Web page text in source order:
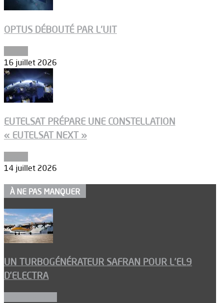
OPTUS DÉBOUTÉ PAR L’UIT
16 juillet 2026
EUTELSAT PRÉPARE UNE CONSTELLATION
« EUTELSAT NEXT »
14 juillet 2026
À NE PAS MANQUER
UN TURBOGÉNÉRATEUR SAFRAN POUR L’EL9
D’ELECTRA